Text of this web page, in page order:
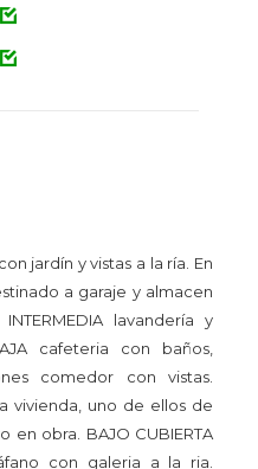
jardín y vistas a la ría. En
a garaje y almacen
lavandería y
cafeteria con baños,
comedor con vistas.
vivienda, uno de ellos de
en obra. BAJO CUBIERTA
con galeria a la ria.